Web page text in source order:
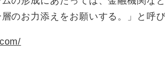
のお力添えをお願いする。」と呼び